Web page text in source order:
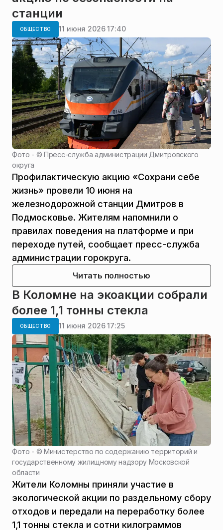
станции
ОБЩЕСТВО 11 июня 2026 17:40
Фото - ©Пресс-служба администрации Дмитровского
округа
Профилактическую акцию «Сохрани себе
жизнь» провели 10 июня на
железнодорожной станции Дмитров в
Подмосковье. Жителям напомнили о
правилах поведения на платформе и при
переходе путей, сообщает пресс-служба
администрации горокруга.
Читать полностью
В Коломне на экоакции собрали
более 1,1 тонны стекла
ОБЩЕСТВО 11 июня 2026 17:25
Фото - ©Министерство по содержанию территорий и
государственному жилищному надзору Московской
области
Жители Коломны приняли участие в
экологической акции по раздельному сбору
отходов и передали на переработку более
1,1 тонны стекла и сотни килограммов